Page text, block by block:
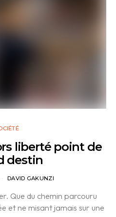
liberté point de
destin
DAVID GAKUNZI
Que du chemin parcouru
et ne misant jamais sur une